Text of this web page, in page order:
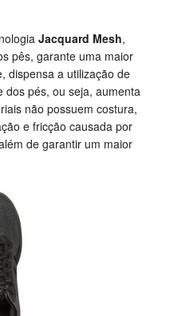
Jacquard Mesh,
pês, garante uma maior
dispensa a utilização de
dos pés, ou seja, aumenta
não possuem costura,
e fricção causada por
de garantir um maior